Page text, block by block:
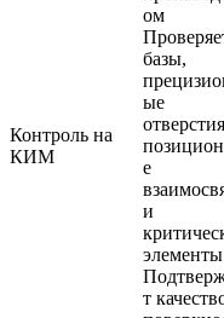
ом
Контроль на
КИМ
базы,
ые
е
и
элементы
т